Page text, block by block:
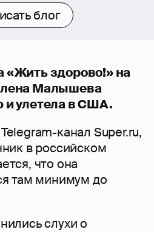
блог
«Жить здорово!» на
Малышева
и улетела в США.
канал Super.ru,
в российском
что она
там минимум до
слухи о